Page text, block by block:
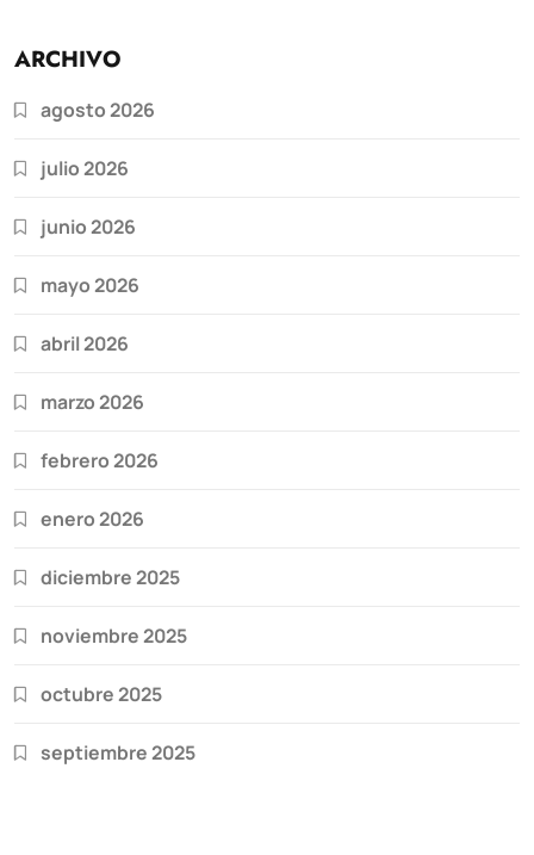
ARCHIVO
agosto 2026
julio 2026
junio 2026
mayo 2026
abril 2026
marzo 2026
febrero 2026
enero 2026
diciembre 2025
noviembre 2025
octubre 2025
septiembre 2025